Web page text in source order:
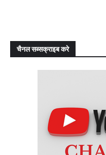
चैनल सब्सक्राइब करे